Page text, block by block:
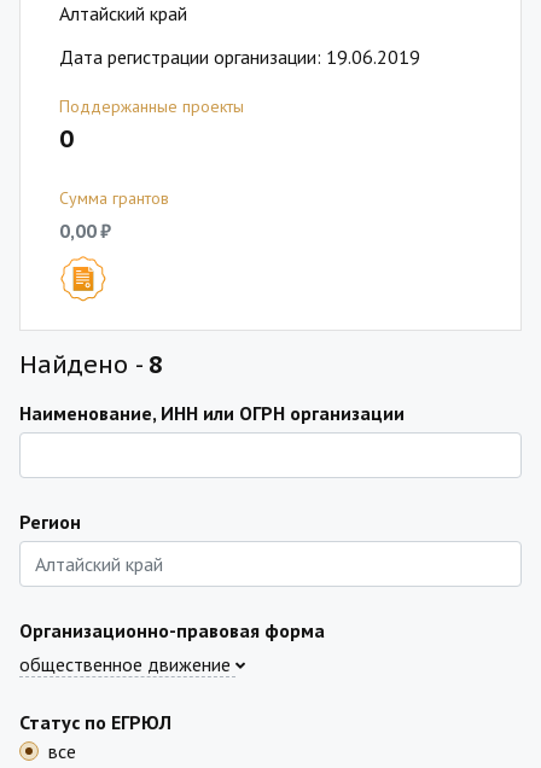
Алтайский край
Дата регистрации организации: 19.06.2019
Поддержанные проекты
0
Сумма грантов
0,00 ₽
Найдено - 8
Наименование, ИНН или ОГРН организации
Регион
Организационно-правовая форма
общественное движение
Статус по ЕГРЮЛ
все